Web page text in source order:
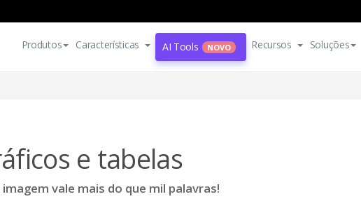
Produtos Características AI Tools NOVO Recursos Soluções
e tabelas
vale mais do que mil palavras!